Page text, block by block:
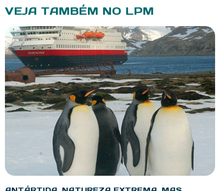
VEJA TAMBÉM NO LPM